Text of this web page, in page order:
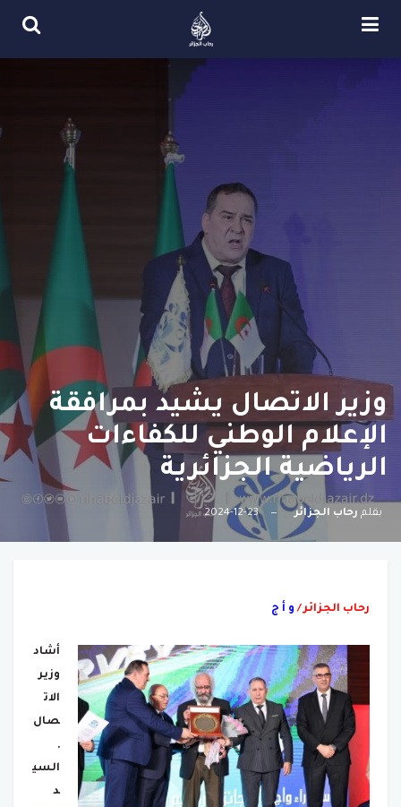
وزير الاتصال يشيد بمرافقة
الإعلام الوطني للكفاءات
الرياضية الجزائرية
بقلم رحاب الجزائر 2024-12-23
رحاب الجزائر / و أ ج
أشاد
وزير
الات
صال
,
السي
د